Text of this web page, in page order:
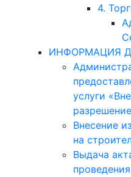
4.
ИНФОРМАЦИЯ
услуги
Внесение
на
Выдача